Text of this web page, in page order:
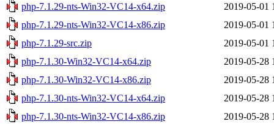
php-7.1.29-nts-Win32-VC14-x64.zip
2019-05-01
php-7.1.29-nts-Win32-VC14-x86.zip
2019-05-01
php-7.1.29-src.zip
2019-05-01
php-7.1.30-Win32-VC14-x64.zip
2019-05-28
php-7.1.30-Win32-VC14-x86.zip
2019-05-28
php-7.1.30-nts-Win32-VC14-x64.zip
2019-05-28
php-7.1.30-nts-Win32-VC14-x86.zip
2019-05-28